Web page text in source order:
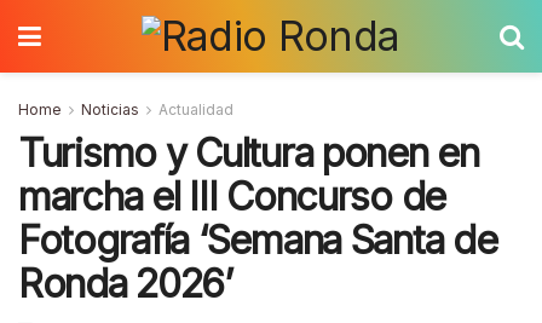
Home Noticias Actualidad
Turismo y Cultura ponen en
marcha el III Concurso de
Fotografía ‘Semana Santa de
Ronda 2026’